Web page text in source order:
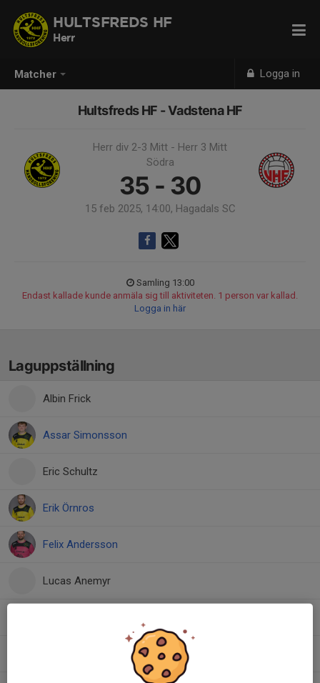
Matcher Logga in
HULTSFREDS HF
Herr
Hultsfreds HF - Vadstena HF
Herr div 2-3 Mitt - Herr 3 Mitt
Södra
35 - 30
15 feb 2025, 14:00, Hagadals SC
Samling 13:00
Endast kallade kunde anmäla sig till aktiviteten. 1 person var kallad.
Logga in här
Laguppställning
Albin Frick
Assar Simonsson
Eric Schultz
Erik Örnros
Felix Andersson
Lucas Anemyr